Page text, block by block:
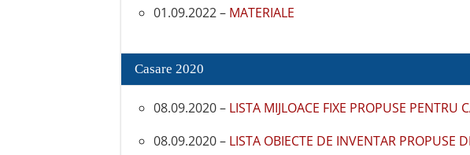
01.09.2022 – MATERIALE
Casare 2020
08.09.2020 – LISTA MIJLOACE FIXE PROPUSE PENTRU
08.09.2020 – LISTA OBIECTE DE INVENTAR PROPUSE